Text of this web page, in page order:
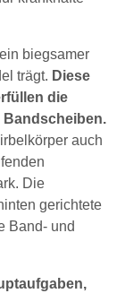
biegsamer
trägt. Diese
die
Bandscheiben.
auch
Die
gerichtete
Band- und